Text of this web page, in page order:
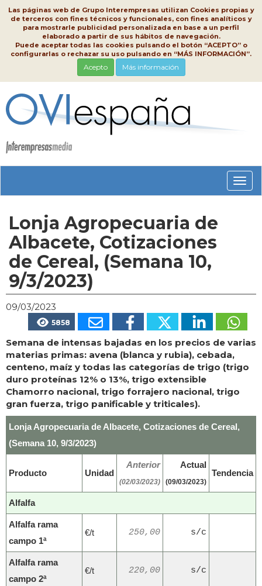
Las páginas web de Grupo Interempresas utilizan Cookies propias y
de terceros con fines técnicos y funcionales, con fines analíticos y
para mostrarle publicidad personalizada en base a un perfil
elaborado a partir de sus hábitos de navegación.
Puede aceptar todas las cookies pulsando el botón “ACEPTO” o
configurarlas o rechazar su uso pulsando en “MÁS INFORMACIÓN”.
Acepto Más información
Lonja Agropecuaria de
Albacete, Cotizaciones
de Cereal, (Semana 10,
9/3/2023)
09/03/2023
5858
Semana de intensas bajadas en los precios de varias
materias primas: avena (blanca y rubia), cebada,
centeno, maíz y todas las categorías de trigo (trigo
duro proteínas 12% o 13%, trigo extensible
Chamorro nacional, trigo forrajero nacional, trigo
gran fuerza, trigo panificable y triticales).
Lonja Agropecuaria de Albacete, Cotizaciones de Cereal,
(Semana 10, 9/3/2023)
Producto Unidad
Anterior
(02/03/2023)
Actual
(09/03/2023)
Tendencia
Alfalfa
Alfalfa rama
campo 1ª
€/t 250,00 s/c
Alfalfa rama
campo 2ª
€/t 220,00 s/c